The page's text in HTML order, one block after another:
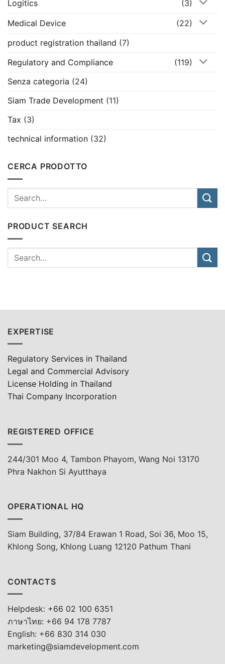
Logitics
(3)
Medical Device
(22)
product registration thailand (7)
Regulatory and Compliance
(119)
Senza categoria (24)
Siam Trade Development (11)
Tax (3)
technical information (32)
CERCA PRODOTTO
PRODUCT SEARCH
EXPERTISE
Regulatory Services in Thailand
Legal and Commercial Advisory
License Holding in Thailand
Thai Company Incorporation
REGISTERED OFFICE
244/301 Moo 4, Tambon Phayom, Wang Noi 13170
Phra Nakhon Si Ayutthaya
OPERATIONAL HQ
Siam Building, 37/84 Erawan 1 Road, Soi 36, Moo 15,
Khlong Song, Khlong Luang 12120 Pathum Thani
CONTACTS
Helpdesk: +66 02 100 6351
ภาษาไทย: +66 94 178 7787
English: +66 830 314 030
marketing@siamdevelopment.com